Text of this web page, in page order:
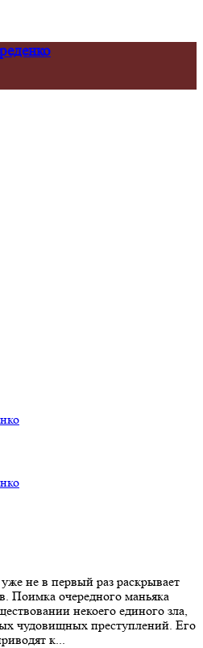
не в первый раз раскрывает
Поимка очередного маньяка
некоего единого зла,
чудовищных преступлений. Его
к...